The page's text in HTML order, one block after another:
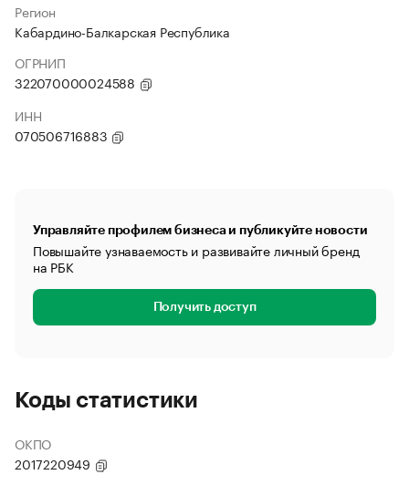
Регион
Кабардино-Балкарская Республика
ОГРНИП
322070000024588
ИНН
070506716883
Управляйте профилем бизнеса и публикуйте новости
Повышайте узнаваемость и развивайте личный бренд
на РБК
Получить доступ
Коды статистики
ОКПО
2017220949